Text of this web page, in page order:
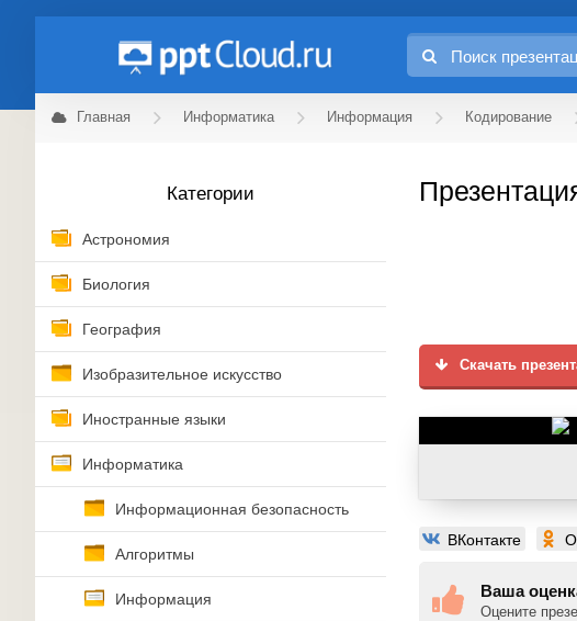
Главная Информатика Информация Кодирование
Категории
Астрономия
Биология
География
Изобразительное искусство
Иностранные языки
Информатика
Информационная безопасность
Алгоритмы
Информация
Скачать
ВКонтакте
Ваша
Оцените